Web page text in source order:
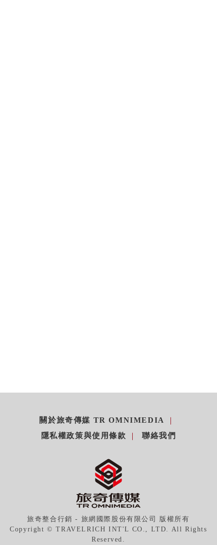
關於旅奇傳媒 TR OMNIMEDIA
隱私權政策與使用條款
聯絡我們
旅奇整合行銷 - 旅網國際股份有限公司 版權所有
Copyright © TRAVELRICH INT'L CO., LTD. All Rights
Reserved.